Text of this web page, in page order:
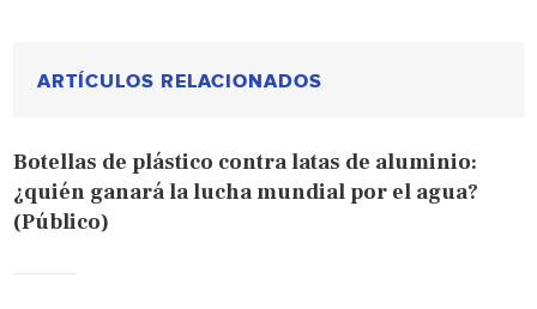
ARTÍCULOS RELACIONADOS
Botellas de plástico contra latas de aluminio:
¿quién ganará la lucha mundial por el agua?
(Público)